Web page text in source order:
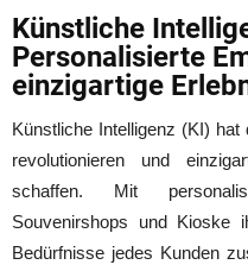
Künstliche
Personalisierte
einzigartige
Künstliche Intelligenz (KI)
revolutionieren und
schaffen. Mit
Souvenirshops und Kioske
Bedürfnisse jedes Kunden